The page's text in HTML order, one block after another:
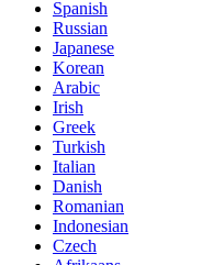
Spanish
Russian
Japanese
Korean
Arabic
Irish
Greek
Turkish
Italian
Danish
Romanian
Indonesian
Czech